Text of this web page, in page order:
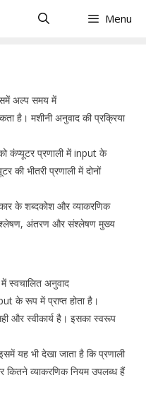
Menu
अल्प समय में
है। मशीनी अनुवाद की प्रक्रिया
कंप्यूटर प्रणाली में input के
की भीतरी प्रणाली में दोनों
के शब्दकोश और व्याकरणिक
अंतरण और संश्लेषण मुख्य
स्वचालित अनुवाद
के रूप में प्राप्त होता है।
और स्वीकार्य है। इसका स्वरूप
यह भी देखा जाता है कि प्रणाली
कितने व्याकरणिक नियम उपलब्ध हैं